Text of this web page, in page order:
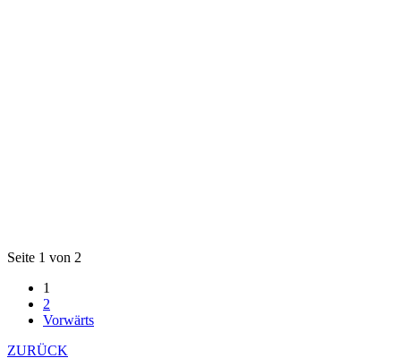
Seite 1 von 2
1
2
Vorwärts
ZURÜCK